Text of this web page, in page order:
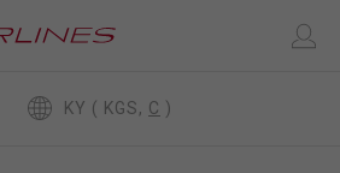
KY ( KGS, C )